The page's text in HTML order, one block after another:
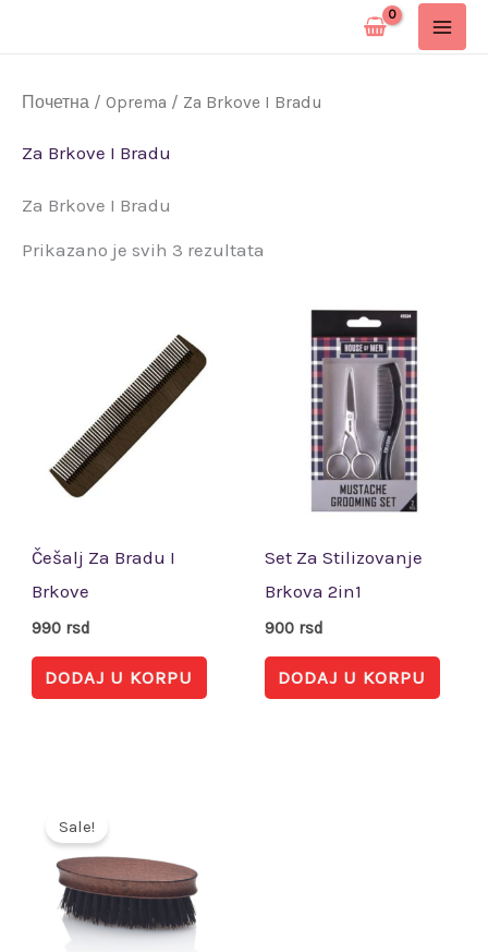
Почетна / Oprema / Za Brkove I Bradu
Za Brkove I Bradu
Za Brkove I Bradu
Prikazano je svih 3 rezultata
Češalj Za Bradu I
Brkove
990 rsd
DODAJ U KORPU
Set Za Stilizovanje
Brkova 2in1
900 rsd
DODAJ U KORPU
Sale!je
bila:
850 rsd.
680 rsd.